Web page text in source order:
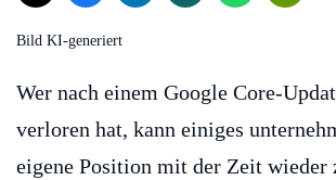
Bild KI-generiert
Wer nach einem Google Core-
verloren hat, kann einiges
eigene Position mit der Zeit wieder